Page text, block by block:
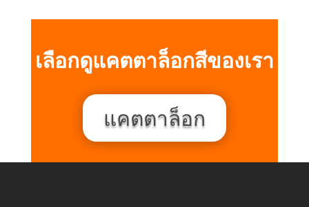
เลือกดูแคตตาล็อกสีของเรา
แคตตาล็อก